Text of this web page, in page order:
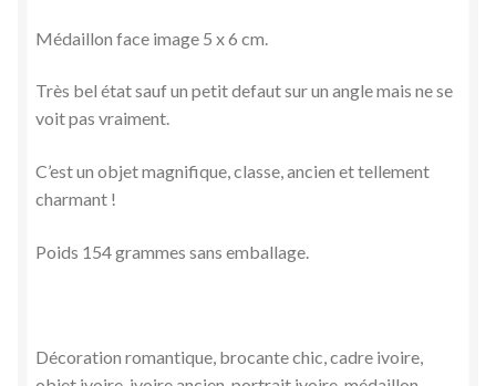
Médaillon face image 5 x 6 cm.
Très bel état sauf un petit defaut sur un angle mais ne se
voit pas vraiment.
C’est un objet magnifique, classe, ancien et tellement
charmant !
Poids 154 grammes sans emballage.
Décoration romantique, brocante chic, cadre ivoire,